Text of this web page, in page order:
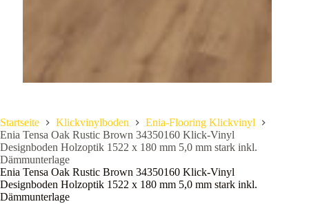
Startseite Klickvinylboden
Enia-Flooring Klickvinyl
Enia Tensa Oak Rustic Brown 34350160 Klick-Vinyl
Designboden Holzoptik 1522 x 180 mm 5,0 mm stark inkl.
Dämmunterlage
Enia Tensa Oak Rustic Brown 34350160 Klick-Vinyl
Designboden Holzoptik 1522 x 180 mm 5,0 mm stark inkl.
Dämmunterlage